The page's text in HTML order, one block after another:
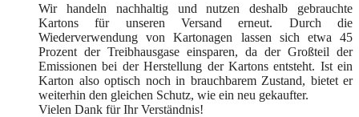
Wir handeln nachhaltig und nutzen deshalb gebrauchte
Kartons für unseren Versand erneut. Durch die
Wiederverwendung von Kartonagen lassen sich etwa 45
Prozent der Treibhausgase einsparen, da der Großteil der
Emissionen bei der Herstellung der Kartons entsteht. Ist ein
Karton also optisch noch in brauchbarem Zustand, bietet er
weiterhin den gleichen Schutz, wie ein neu gekaufter.
Vielen Dank für Ihr Verständnis!